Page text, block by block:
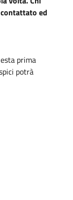
ed
prima
potrà